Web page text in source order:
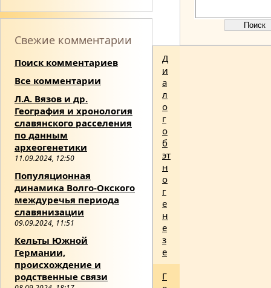
Свежие комментарии
Поиск комментариев
Все комментарии
Л.А. Вязов и др.
География и хронология
славянского расселения
по данным
археогенетики
11.09.2024, 12:50
Популяционная
динамика Волго-Окского
междуречья периода
славянизации
09.09.2024, 11:51
Кельты Южной
Германии,
происхождение и
родственные связи
Д
и
а
л
о
г
о
б
эт
н
о
г
е
н
е
з
е
Г